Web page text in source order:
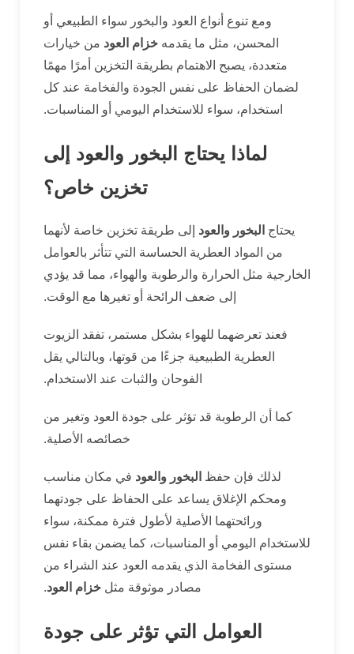
ومع تنوع أنواع العود والبخور سواء الطبيعي أو
المحسن، مثل ما يقدمه خزام العود من خيارات
متعددة، يصبح الاهتمام بطريقة التخزين أمرًا مهمًا
لضمان الحفاظ على نفس الجودة والفخامة عند كل
استخدام، سواء للاستخدام اليومي أو المناسبات.
لماذا يحتاج البخور والعود إلى
تخزين خاص؟
يحتاج البخور والعود إلى طريقة تخزين خاصة لأنهما
من المواد العطرية الحساسة التي تتأثر بالعوامل
الخارجية مثل الحرارة والرطوبة والهواء، مما قد يؤدي
إلى ضعف الرائحة أو تغيرها مع الوقت.
فعند تعرضهما للهواء بشكل مستمر، تفقد الزيوت
العطرية الطبيعية جزءًا من قوتها، وبالتالي يقل
الفوحان والثبات عند الاستخدام.
كما أن الرطوبة قد تؤثر على جودة العود وتغير من
خصائصه الأصلية.
لذلك فإن حفظ البخور والعود في مكان مناسب
ومحكم الإغلاق يساعد على الحفاظ على جودتهما
ورائحتهما الأصلية لأطول فترة ممكنة، سواء
للاستخدام اليومي أو المناسبات، كما يضمن بقاء نفس
مستوى الفخامة الذي يقدمه العود عند الشراء من
مصادر موثوقة مثل خزام العود.
العوامل التي تؤثر على جودة